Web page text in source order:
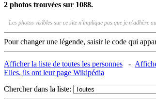
2 photos trouvées sur 1088.
Les photos visibles sur ce site n'implique pas que je n'adhère
Pour changer une légende, saisir le code qui
Afficher la liste de toutes les personnes -
Elles, ils ont leur page Wikipédia
Chercher dans la liste: